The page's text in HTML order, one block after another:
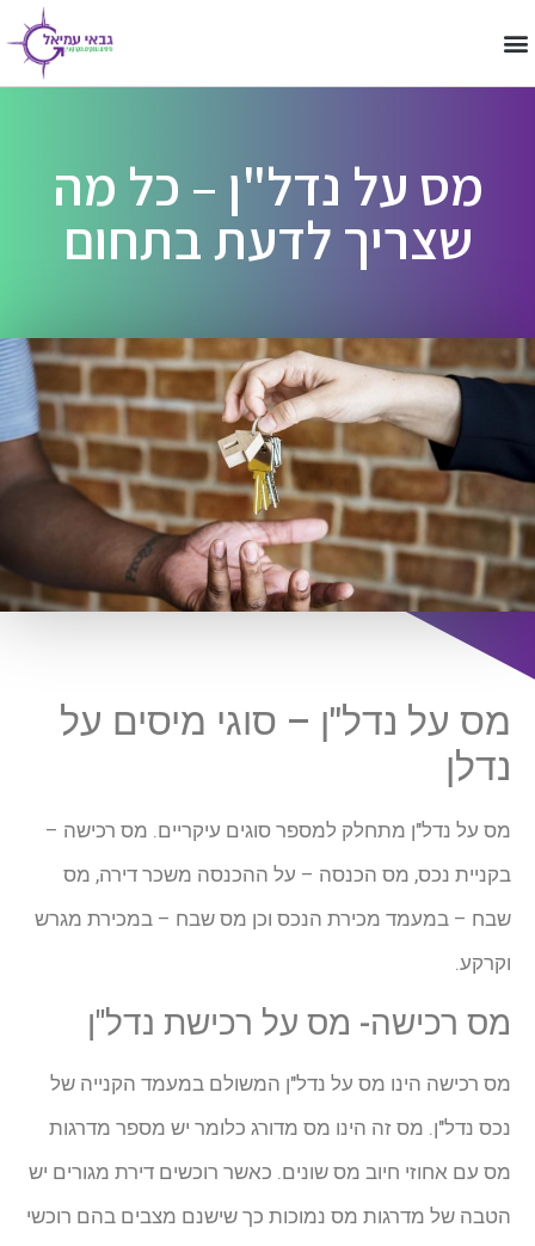
מס על נדל"ן – כל מה
שצריך לדעת בתחום
מס על נדל"ן – סוגי מיסים על
נדלן
מס על נדל"ן מתחלק למספר סוגים עיקריים. מס רכישה –
בקניית נכס, מס הכנסה – על ההכנסה משכר דירה, מס
שבח – במעמד מכירת הנכס וכן מס שבח – במכירת מגרש
וקרקע.
מס רכישה- מס על רכישת נדל"ן
מס רכישה הינו מס על נדל"ן המשולם במעמד הקנייה של
נכס נדל"ן. מס זה הינו מס מדורג כלומר יש מספר מדרגות
מס עם אחוזי חיוב מס שונים. כאשר רוכשים דירת מגורים יש
הטבה של מדרגות מס נמוכות כך שישנם מצבים בהם רוכשי